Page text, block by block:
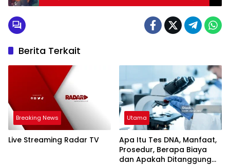
Kepala Di Pesisir Lampung!
Berita Terkait
Breaking News
Live Streaming Radar TV
Utama
Apa Itu Tes DNA, Manfaat,
Prosedur, Berapa Biaya
dan Apakah Ditanggung